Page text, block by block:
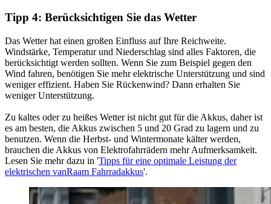
Tipp 4: Berücksichtigen Sie das Wetter
Das Wetter hat einen großen Einfluss auf Ihre Reichweite.
Windstärke, Temperatur und Niederschlag sind alles Faktoren, die
berücksichtigt werden sollten. Wenn Sie zum Beispiel gegen den
Wind fahren, benötigen Sie mehr elektrische Unterstützung und sind
weniger effizient. Haben Sie Rückenwind? Dann erhalten Sie
weniger Unterstützung.
Zu kaltes oder zu heißes Wetter ist nicht gut für die Akkus, daher ist
es am besten, die Akkus zwischen 5 und 20 Grad zu lagern und zu
benutzen. Wenn die Herbst- und Wintermonate kälter werden,
brauchen die Akkus von Elektrofahrrädern mehr Aufmerksamkeit.
Lesen Sie mehr dazu in 'Tipps für eine optimale Leistung der
elektrischen vanRaam Fahrradakkus'.